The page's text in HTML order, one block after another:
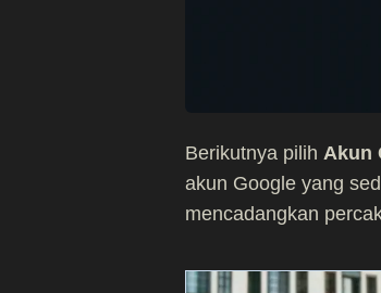
Berikutnya pilih Akun
akun Google yang
mencadangkan